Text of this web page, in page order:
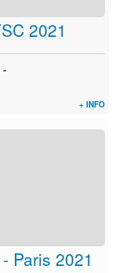
2021
-
+ INFO
Paris 2021